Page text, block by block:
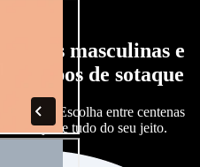
vozes masculinas e
os tipos de sotaque
outro. Escolha entre centenas
e ajuste tudo do seu jeito.